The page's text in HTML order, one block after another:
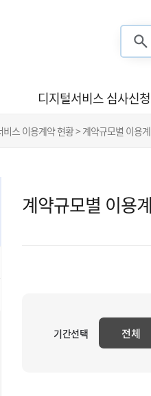
디지털서비스 심사신청
스 이용계약 현황 > 계약규모별 이용
계약규모별 이용
기간선택 전체